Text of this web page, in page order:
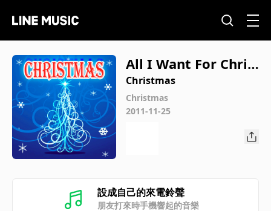
All I Want For Chris
tmas Is You
Christmas
Christmas
2011-11-25
設成自己的來電鈴聲
朋友打來時手機響起的音樂